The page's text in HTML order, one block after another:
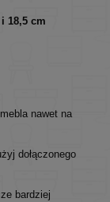
18,5 cm
nawet na
dołączonego
bardziej